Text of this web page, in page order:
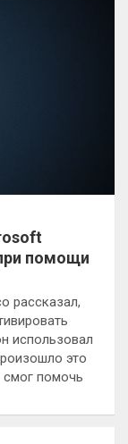
помощи
рассказал,
использовал
это
смог помочь